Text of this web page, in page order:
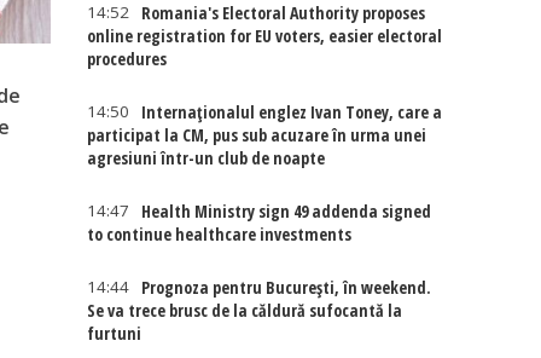
14:52
Romania's Electoral Authority proposes
online registration for EU voters, easier electoral
procedures
14:50
Internaţionalul englez Ivan Toney, care a
participat la CM, pus sub acuzare în urma unei
agresiuni într-un club de noapte
14:47
Health Ministry sign 49 addenda signed
to continue healthcare investments
14:44
Prognoza pentru București, în weekend.
Se va trece brusc de la căldură sufocantă la
furtuni